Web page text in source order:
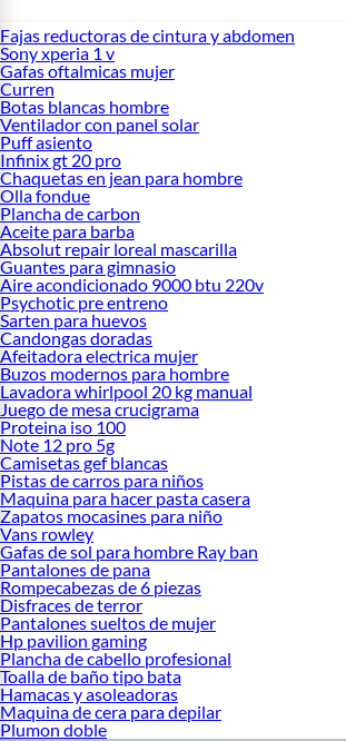
Fajas reductoras de cintura y abdomen
Sony xperia 1 v
Gafas oftalmicas mujer
Curren
Botas blancas hombre
Ventilador con panel solar
Puff asiento
Infinix gt 20 pro
Chaquetas en jean para hombre
Olla fondue
Plancha de carbon
Aceite para barba
Absolut repair loreal mascarilla
Guantes para gimnasio
Aire acondicionado 9000 btu 220v
Psychotic pre entreno
Sarten para huevos
Candongas doradas
Afeitadora electrica mujer
Buzos modernos para hombre
Lavadora whirlpool 20 kg manual
Juego de mesa crucigrama
Proteina iso 100
Note 12 pro 5g
Camisetas gef blancas
Pistas de carros para niños
Maquina para hacer pasta casera
Zapatos mocasines para niño
Vans rowley
Gafas de sol para hombre Ray ban
Pantalones de pana
Rompecabezas de 6 piezas
Disfraces de terror
Pantalones sueltos de mujer
Hp pavilion gaming
Plancha de cabello profesional
Toalla de baño tipo bata
Hamacas y asoleadoras
Maquina de cera para depilar
Plumon doble